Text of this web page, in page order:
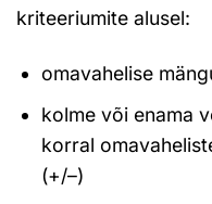
kriteeriumite alusel:
omavahelise
kolme või enama
korral
(+/–)